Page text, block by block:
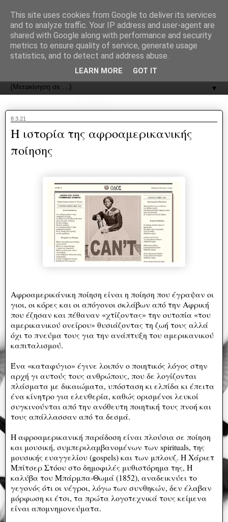
ΟΔΟΣ
▼
8.3.21
Η ιστορία της αφροαμερικανικής
ποίησης
Αφροαμερικάνικη ποίηση είναι η ποίηση που έγραψαν οι
γιοι, οι κόρες και οι απόγονοι σκλάβων από την Αφρική
που έζησαν και πέθαναν «χτίζοντας» την ουτοπία «του
αμερικανικού ονείρου» θυσιάζοντας τη ζωή τους αλλά
όχι το πνεύμα τους για την ανάπτυξη του αμερικανικού
καπιταλισμού.
Ένα «καταφύγιο» έγινε λοιπόν ο ποιητικός λόγος στην
αρχή γι αυτούς τους ανθρώπους, που δε λογίζονται
πλάσματα με δικαιώματα, υπόσταση κι ελπίδα κι έπειτα
ένα κίνητρο για ελευθερία, καθώς ορισμένοι λευκοί
συγκινούνται από την ανόθευτη ποιητική τους πνοή και
τους απάλλασσαν από τα δεσμά.
Η αφροαμερικανική παράδοση είναι πλούσια σε ποίηση
και μουσική, συμπεριλαμβανομένων των spirituals, της
μουσικής ευαγγελίου (gospels) και των μπλουζ. Η Χάριετ
Μπίτσερ Στόου στο δημοφιλές μυθιστόρημα της, Η
καλύβα του Μπάρμπα-Θωμά (1852), αναδεικνύει το
γεγονός ότι οι νέγροι, λόγω των συνθηκών, δεν έλαβαν
μόρφωση κι έτσι, τα πρώτα λογοτεχνικά τους κείμενα
είναι απομνημονεύματα.
This site uses cookies from Google to deliver its services
and to analyze traffic. Your IP address and user-agent are
shared with Google along with performance and security
metrics to ensure quality of service, generate usage
statistics, and to detect and address abuse.
LEARN MORE GOT IT